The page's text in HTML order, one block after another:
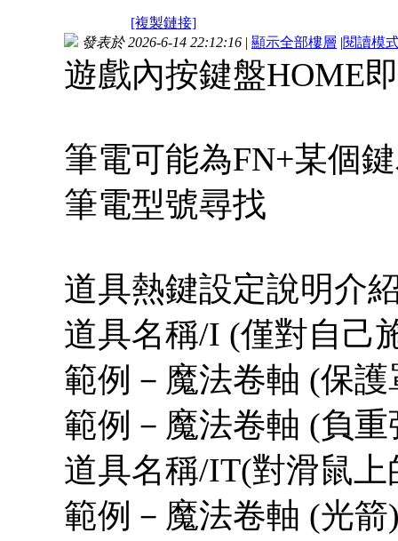
[複製鏈接]
發表於 2026-6-14 22:12:16 | 顯示全部樓層 |閱讀模
遊戲內按鍵盤HOME
筆電可能為FN+某個
筆電型號尋找
道具熱鍵設定說明介
道具名稱/I (僅對自己
範例－魔法卷軸 (保
範例－魔法卷軸 (負
道具名稱/IT(對滑鼠上
範例－魔法卷軸 (光